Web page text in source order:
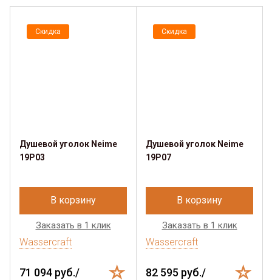
Скидка
Душевой уголок Neime
19P03
В корзину
Заказать в 1 клик
Wassercraft
71 094 руб./
Скидка
Душевой уголок Neime
19P07
В корзину
Заказать в 1 клик
Wassercraft
82 595 руб./